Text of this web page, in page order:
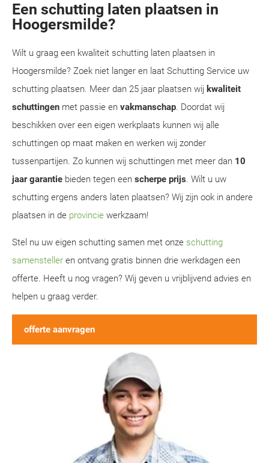
Een schutting laten plaatsen in
Hoogersmilde?
Wilt u graag een kwaliteit schutting laten plaatsen in
Hoogersmilde? Zoek niet langer en laat Schutting Service uw
schutting plaatsen. Meer dan 25 jaar plaatsen wij kwaliteit
schuttingen met passie en vakmanschap. Doordat wij
beschikken over een eigen werkplaats kunnen wij alle
schuttingen op maat maken en werken wij zonder
tussenpartijen. Zo kunnen wij schuttingen met meer dan 10
jaar garantie bieden tegen een scherpe prijs. Wilt u uw
schutting ergens anders laten plaatsen? Wij zijn ook in andere
plaatsen in de provincie werkzaam!
Stel nu uw eigen schutting samen met onze schutting
samensteller en ontvang gratis binnen drie werkdagen een
offerte. Heeft u nog vragen? Wij geven u vrijblijvend advies en
helpen u graag verder.
offerte aanvragen